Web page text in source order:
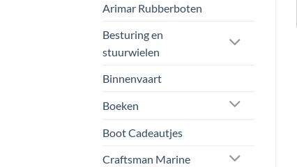
Arimar Rubberboten
Besturing en
stuurwielen
Binnenvaart
Boeken
Boot Cadeautjes
Craftsman Marine